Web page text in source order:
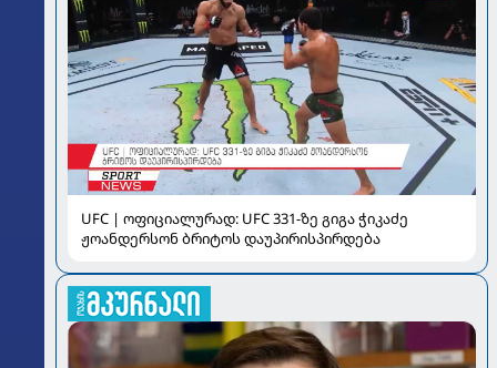
UFC | ოფიციალურად: UFC 331-ზე გიგა ჭიკაძე
ჟოანდერსონ ბრიტოს დაუპირისპირდება